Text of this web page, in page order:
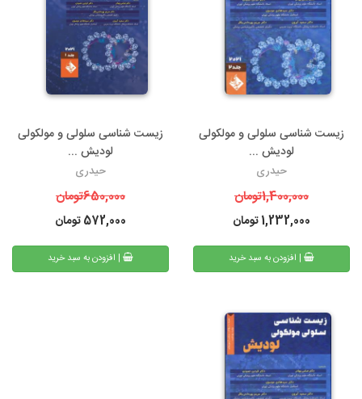
زیست شناسی سلولی و مولکولی
لودیش ...
حیدری
1,400,000تومان
1,232,000تومان
| افزودن به سبد خرید
زیست شناسی سلولی و مولکولی
لودیش ...
حیدری
650,000تومان
572,000تومان
| افزودن به سبد خرید